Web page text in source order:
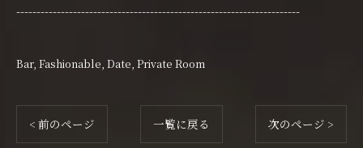
----------------------------------------------------------------------
Bar Fashionable Date Private Room
< 前のページ 一覧に戻る 次のページ >